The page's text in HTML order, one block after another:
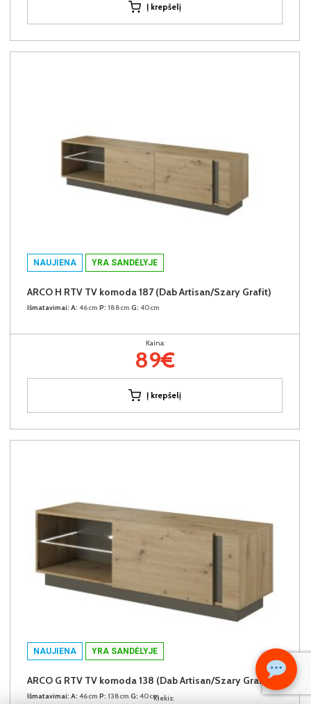
Kiekis:
Į krepšelį
NAUJIENA YRA SANDĖLYJE
ARCO H RTV TV komoda 187 (Dab Artisan/Szary Grafit)
Išmatavimai: A: 46cm P: 188cm G: 40cm
Kaina:
89€
Į krepšelį
NAUJIENA YRA SANDĖLYJE
ARCO G RTV TV komoda 138 (Dab Artisan/Szary Grafit)
Išmatavimai: A: 46cm P: 138cm G: 40cm